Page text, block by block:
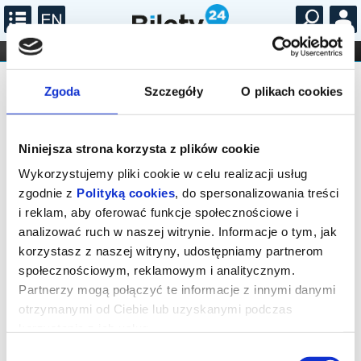
Zgoda Szczegóły O plikach cookies
Niniejsza strona korzysta z plików cookie
Wykorzystujemy pliki cookie w celu realizacji usług
zgodnie z Polityką cookies, do spersonalizowania treści
i reklam, aby oferować funkcje społecznościowe i
analizować ruch w naszej witrynie. Informacje o tym, jak
korzystasz z naszej witryny, udostępniamy partnerom
społecznościowym, reklamowym i analitycznym.
Partnerzy mogą połączyć te informacje z innymi danymi
otrzymanymi od Ciebie lub uzyskanymi podczas
KONCERTY TEATR ...
KABARET I
DLA DZIECI
KARNETY
TOY STORY 5
Rodzice kupują Bonnie tablet Lilypad – gadżet, który mają już
wszystkie dzieci. Urządzenie zagarnia całą uwagę dziewczynki.
Chcąc udowodnić, że jest lepsze od zabawek, kontaktuje swoją
właścicielkę z koleżankami z baletu. Kowbojka Jessie ma
wątpliwości, czy ta znajomość przerodzi się w prawdziwą
przyjaźń. Wraz z Mustangiem ukrywa się w walizce Bonnie i rusza
*******
Bezpieczne zakupy w Bilety24. W przypadku odwołania
wydarzenia, gwarantujemy automatyczny zwrot środków
potwierdzony komunikatem wysyłanym na adres e-mail, podany
podczas zakupu.